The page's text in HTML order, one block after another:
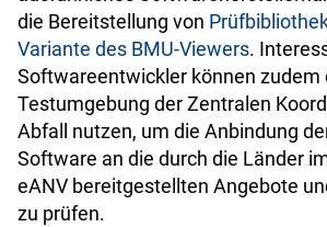
die Bereitstellung von
Variante des BMU-Viewers.
Softwareentwickler können zudem
Testumgebung der Zentralen
Abfall
nutzen, um die Anbindung
Software an die durch die Länder
eANV bereitgestellten Angebote
zu prüfen.